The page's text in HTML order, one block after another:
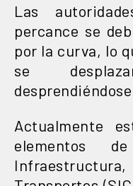
Las
percance se
por la curva, lo
se
Actualmente
elementos